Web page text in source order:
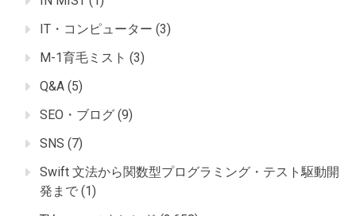
IT・コンピューター (3)
M-1育毛ミスト (3)
Q&A (5)
SEO・ブログ (9)
SNS (7)
Swift 文法から関数型プログラミング・テスト駆動開
発まで (1)